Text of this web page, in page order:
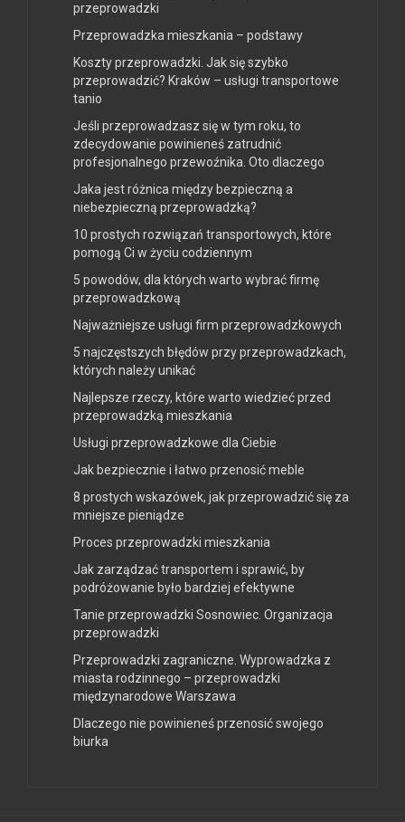
przeprowadzki
Przeprowadzka mieszkania – podstawy
Koszty przeprowadzki. Jak się szybko
przeprowadzić? Kraków – usługi transportowe
tanio
Jeśli przeprowadzasz się w tym roku, to
zdecydowanie powinieneś zatrudnić
profesjonalnego przewoźnika. Oto dlaczego
Jaka jest różnica między bezpieczną a
niebezpieczną przeprowadzką?
10 prostych rozwiązań transportowych, które
pomogą Ci w życiu codziennym
5 powodów, dla których warto wybrać firmę
przeprowadzkową
Najważniejsze usługi firm przeprowadzkowych
5 najczęstszych błędów przy przeprowadzkach,
których należy unikać
Najlepsze rzeczy, które warto wiedzieć przed
przeprowadzką mieszkania
Usługi przeprowadzkowe dla Ciebie
Jak bezpiecznie i łatwo przenosić meble
8 prostych wskazówek, jak przeprowadzić się za
mniejsze pieniądze
Proces przeprowadzki mieszkania
Jak zarządzać transportem i sprawić, by
podróżowanie było bardziej efektywne
Tanie przeprowadzki Sosnowiec. Organizacja
przeprowadzki
Przeprowadzki zagraniczne. Wyprowadzka z
miasta rodzinnego – przeprowadzki
międzynarodowe Warszawa
Dlaczego nie powinieneś przenosić swojego
biurka